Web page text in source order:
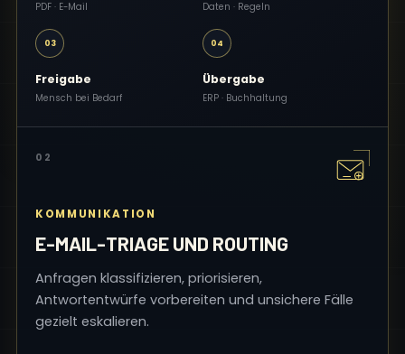
PDF · E-Mail Daten · Regeln
03
Freigabe
Mensch bei Bedarf
04
Übergabe
ERP · Buchhaltung
02
KOMMUNIKATION
E-MAIL-TRIAGE UND ROUTING
Anfragen klassifizieren, priorisieren,
Antwortentwürfe vorbereiten und unsichere Fälle
gezielt eskalieren.